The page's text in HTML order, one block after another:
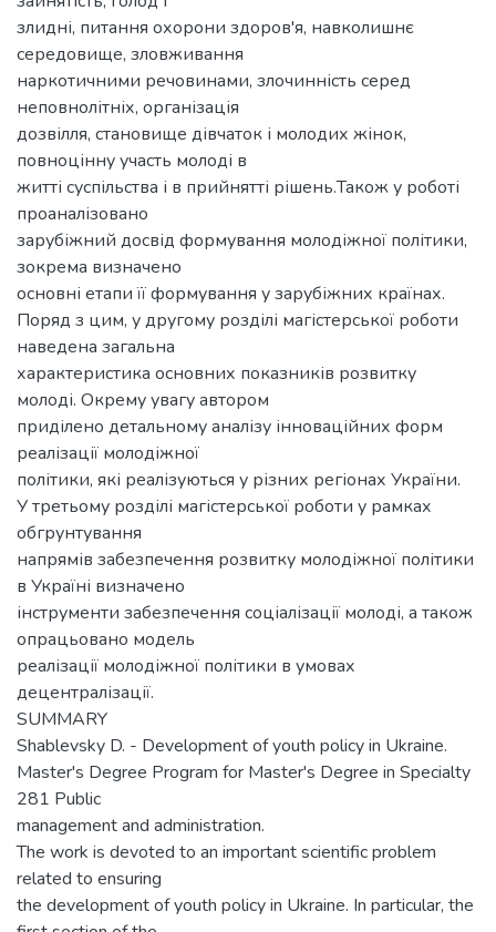
злидні, питання охорони здоров'я, навколишнє
середовище, зловживання
наркотичними речовинами, злочинність серед
неповнолітніх, організація
дозвілля, становище дівчаток і молодих жінок,
повноцінну участь молоді в
житті суспільства і в прийнятті рішень.Також у роботі
проаналізовано
зарубіжний досвід формування молодіжної політики,
зокрема визначено
основні етапи її формування у зарубіжних країнах.
Поряд з цим, у другому розділі магістерської роботи
наведена загальна
характеристика основних показників розвитку
молоді. Окрему увагу автором
приділено детальному аналізу інноваційних форм
реалізації молодіжної
політики, які реалізуються у різних регіонах України.
У третьому розділі магістерської роботи у рамках
обгрунтування
напрямів забезпечення розвитку молодіжної політики
в Україні визначено
інструменти забезпечення соціалізації молоді, а також
опрацьовано модель
реалізації молодіжної політики в умовах
децентралізації.
SUMMARY
Shablevsky D. - Development of youth policy in Ukraine.
Master's Degree Program for Master's Degree in Specialty
281 Public
management and administration.
The work is devoted to an important scientific problem
related to ensuring
the development of youth policy in Ukraine. In particular, the